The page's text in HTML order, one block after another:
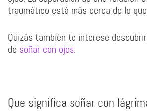
traumático está más cerca de lo
Quizás también te interese
de soñar con ojos.
Que significa soñar con